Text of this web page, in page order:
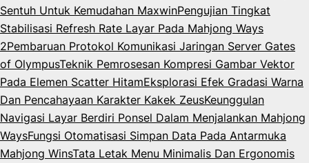
Sentuh Untuk Kemudahan MaxwinPengujian Tingkat
Stabilisasi Refresh Rate Layar Pada Mahjong Ways
2Pembaruan Protokol Komunikasi Jaringan Server Gates
of OlympusTeknik Pemrosesan Kompresi Gambar Vektor
Pada Elemen Scatter HitamEksplorasi Efek Gradasi Warna
Dan Pencahayaan Karakter Kakek ZeusKeunggulan
Navigasi Layar Berdiri Ponsel Dalam Menjalankan Mahjong
WaysFungsi Otomatisasi Simpan Data Pada Antarmuka
Mahjong WinsTata Letak Menu Minimalis Dan Ergonomis